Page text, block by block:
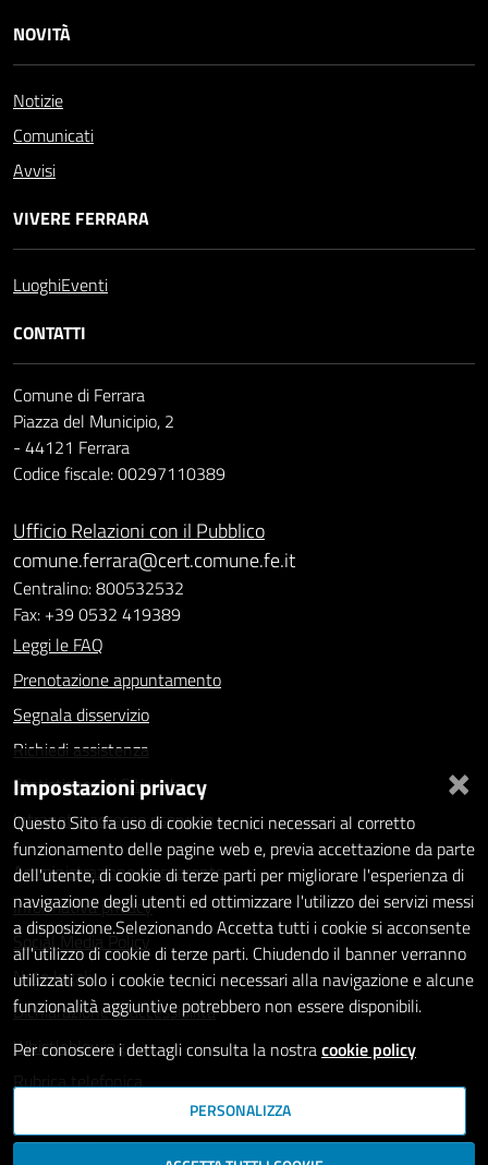
NOVITÀ
Notizie
Comunicati
Avvisi
VIVERE FERRARA
LuoghiEventi
CONTATTI
Comune di Ferrara
Piazza del Municipio, 2
- 44121 Ferrara
Codice fiscale: 00297110389
Ufficio Relazioni con il Pubblico
comune.ferrara@cert.comune.fe.it
Centralino: 800532532
Fax: +39 0532 419389
Leggi le FAQ
Prenotazione appuntamento
Segnala disservizio
Richiedi assistenza
Statistiche dei Siti web
Intranet - accesso riservato
Amministrazione trasparente
Informativa privacy
Social Media Policy
Note legali
Dichiarazione di accessibilità
Whistleblowing
Rubrica telefonica
SEGUICI SU
×
Impostazioni privacy
Questo Sito fa uso di cookie tecnici necessari al corretto
funzionamento delle pagine web e, previa accettazione da parte
dell'utente, di cookie di terze parti per migliorare l'esperienza di
navigazione degli utenti ed ottimizzare l'utilizzo dei servizi messi
a disposizione.Selezionando Accetta tutti i cookie si acconsente
all'utilizzo di cookie di terze parti. Chiudendo il banner verranno
utilizzati solo i cookie tecnici necessari alla navigazione e alcune
funzionalità aggiuntive potrebbero non essere disponibili.
Per conoscere i dettagli consulta la nostracookie policy
PERSONALIZZA